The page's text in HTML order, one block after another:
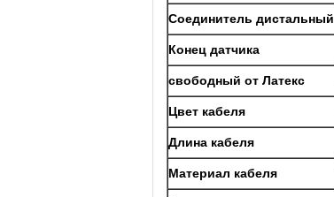
Соединитель дистальный
Конец датчика
свободный от Латекс
Цвет кабеля
Длина кабеля
Материал кабеля